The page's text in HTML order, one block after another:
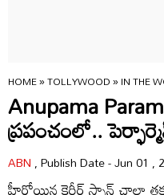
HOME»TOLLYWOOD»IN THE
Anupama
ప్రపంచంలో..
ABN, Publish Date - Jun 01 ,